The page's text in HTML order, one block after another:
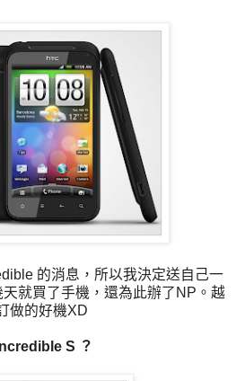
的消息，所以我決定送自己一
就買了手機，還為此辦了NP。越
做的好機XD
Incredible S ？